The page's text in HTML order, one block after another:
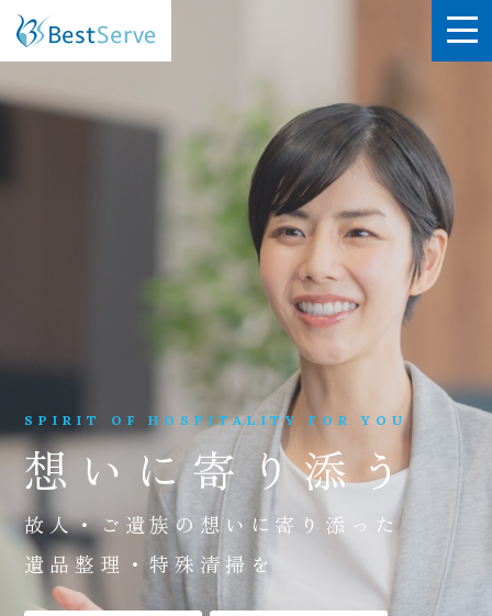
SPIRIT OF HOSPITALITY FOR YOU
想いに寄り添う
故人・ご遺族の想いに寄り添った
遺品整理・特殊清掃を